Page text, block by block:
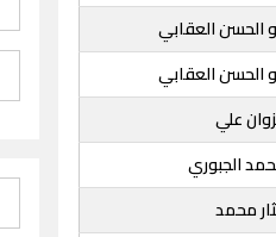
الحسن العقابي
الحسن العقابي
علي
الجبوري
محمد